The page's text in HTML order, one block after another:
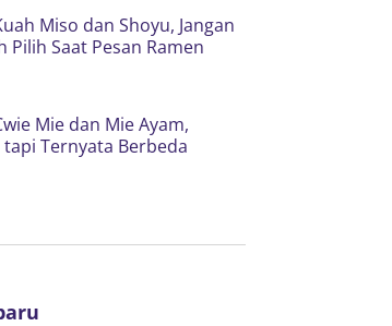
Miso dan Shoyu, Jangan
Pilih Saat Pesan Ramen
Mie dan Mie Ayam,
Ternyata Berbeda